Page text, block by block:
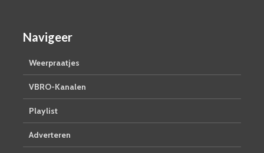
Navigeer
Weerpraatjes
VBRO-Kanalen
Playlist
Adverteren